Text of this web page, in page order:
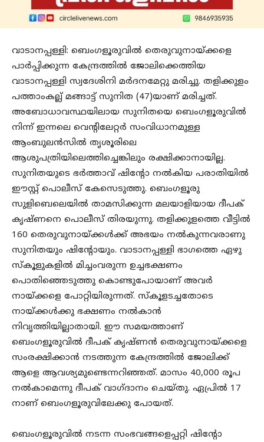
വാടാനപ്പള്ളി: ബെംഗളൂരുവിൽ തെരുവുനായ്ക്കളെ
പാർപ്പിക്കുന്ന കേന്ദ്രത്തിൽ ജോലിക്കെത്തിയ
വാടാനപ്പള്ളി സ്വദേശിനി മർദനമേറ്റു മരിച്ചു. തളിക്കുളം
പത്താംകല്ല് മങ്ങാട്ട് സുനിത (47)യാണ് മരിച്ചത്.
അബോധാവസ്ഥയിലായ സുനിതയെ ബെംഗളൂരുവിൽ
നിന്ന് ഇന്നലെ വെന്റിലേറ്റർ സംവിധാനമുള്ള
ആംബുലൻസിൽ തൃശൂരിലെ
ആശുപത്രിയിലെത്തിച്ചെങ്കിലും രക്ഷിക്കാനായില്ല.
സുനിതയുടെ ഭർത്താവ് ഷിന്റോ നൽകിയ പരാതിയിൽ
ഈസ്റ്റ് പൊലീസ് കേസെടുത്തു. ബെംഗളൂരു
സുളിബെലെയിൽ താമസിക്കുന്ന മലയാളിയായ ദീപക്
കൃഷ്ണനെ പൊലീസ് തിരയുന്നു. തളിക്കുളത്തെ വീട്ടിൽ
160 തെരുവുനായ്ക്കൾക്ക് അഭയം നൽകുന്നവരാണു
സുനിതയും ഷിന്റോയും. വാടാനപ്പള്ളി ഭാഗത്തെ ഏഴു
സ്കൂളുകളിൽ മിച്ചംവരുന്ന ഉച്ചഭക്ഷണം
പൊതിഞ്ഞെടുത്തു കൊണ്ടുപോയാണ് അവർ
നായ്ക്കളെ പോറ്റിയിരുന്നത്. സ്കൂളടച്ചതോടെ
നായ്ക്കൾക്കു ഭക്ഷണം നൽകാൻ
നിവൃത്തിയില്ലാതായി. ഈ സമയത്താണ്
ബെംഗളൂരുവിൽ ദീപക് കൃഷ്ണൻ തെരുവുനായ്ക്കളെ
സംരക്ഷിക്കാൻ നടത്തുന്ന കേന്ദ്രത്തിൽ ജോലിക്ക്
ആളെ ആവശ്യമുണ്ടെന്നറിഞ്ഞത്. മാസം 40,000 രൂപ
നൽകാമെന്നു ദീപക് വാഗ്ദാനം ചെയ്തു. ഏപ്രിൽ 17
നാണ് ബെംഗളൂരുവിലേക്കു പോയത്.
ബെംഗളൂരുവിൽ നടന്ന സംഭവങ്ങളെപ്പറ്റി ഷിന്റോ